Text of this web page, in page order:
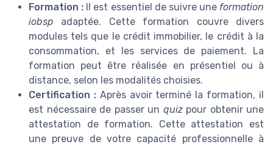
Formation : Il est essentiel de suivre une formation
iobsp adaptée. Cette formation couvre divers
modules tels que le crédit immobilier, le crédit à la
consommation, et les services de paiement. La
formation peut être réalisée en présentiel ou à
distance, selon les modalités choisies.
Certification : Après avoir terminé la formation, il
est nécessaire de passer un quizpour obtenir une
attestation de formation. Cette attestation est
une preuve de votre capacité professionnelle à